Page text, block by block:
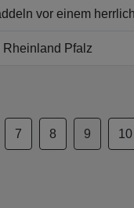
vor einem
Rheinland Pfalz
7 8 9 10